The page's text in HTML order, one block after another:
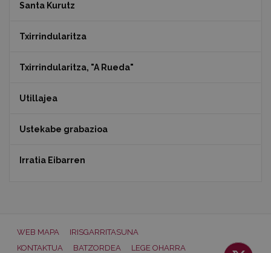
Santa Kurutz
Txirrindularitza
Txirrindularitza, "A Rueda"
Utillajea
Ustekabe grabazioa
Irratia Eibarren
WEB MAPA
IRISGARRITASUNA
KONTAKTUA
BATZORDEA LEGE OHARRA